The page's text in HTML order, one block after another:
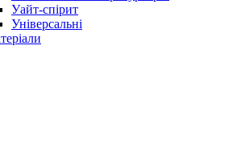
Уайт-спірит
Універсальні